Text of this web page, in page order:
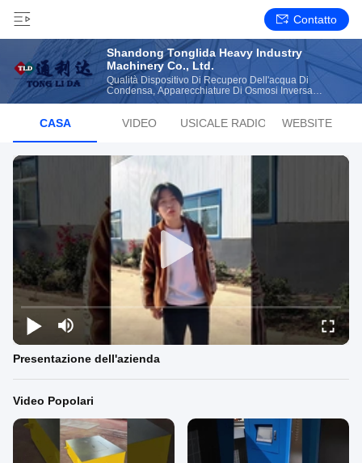
Contatto
Shandong Tonglida Heavy Industry
Machinery Co., Ltd.
Qualità Dispositivo Di Recupero Dell'acqua Di
Condensa, Apparecchiature Di Osmosi Inversa
Produttore From China
CASA VIDEO
LISTA MUSICALE RADIOFONICA
WEBSITE
Presentazione dell'azienda
Video Popolari